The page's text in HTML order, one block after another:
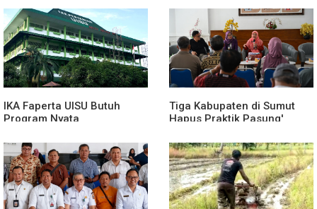
IKA Faperta UISU Butuh
Program Nyata
Tiga Kabupaten di Sumut
Hapus Praktik Pasung'